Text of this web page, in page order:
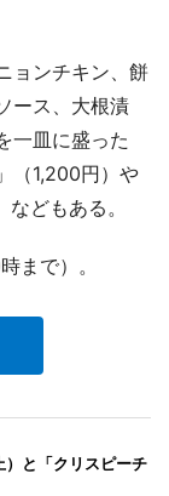
ョンチキン、餅
ース、大根漬
一皿に盛った
（1,200円）や
どもある。
まで）。
と「クリスピーチ